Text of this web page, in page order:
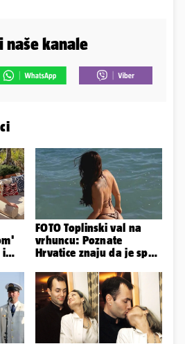
naše kanale
i
FOTO Toplinski val na
vrhuncu: Poznate
Hrvatice znaju da je spas